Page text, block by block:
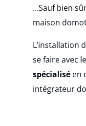
…Sauf bien
maison
L’installation
se faire avec
spécialisé en
intégrateur